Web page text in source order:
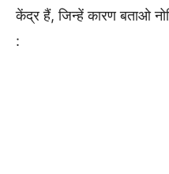
केंद्र हैं, जिन्हें कारण बताओ
: